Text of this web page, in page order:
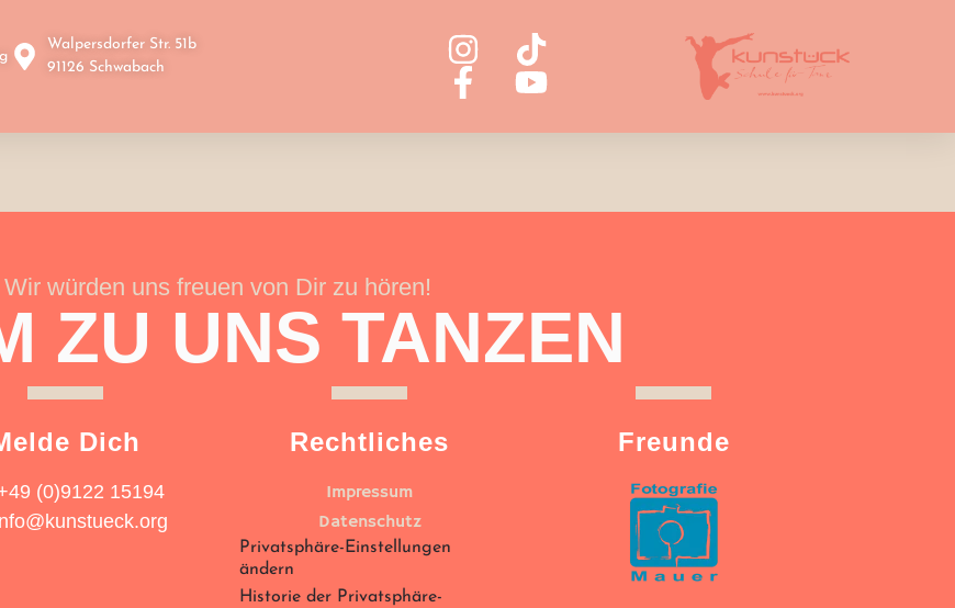
Walpersdorfer Str. 51b
91126 Schwabach
Wir würden uns freuen von Dir zu hören!
ZU UNS TANZEN
Dich
(0)9122 15194
Rechtliches
Impressum
Datenschutz
Privatsphäre-Einstellungen
ändern
Historie der Privatsphäre-
Freunde